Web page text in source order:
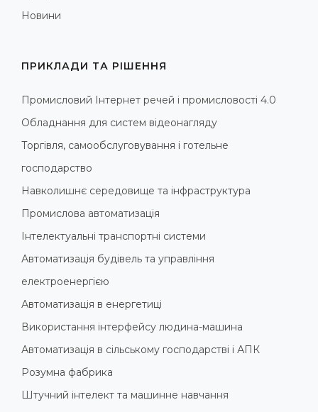
Новини
ПРИКЛАДИ ТА РІШЕННЯ
Промисловий Інтернет речей і промисловості 4.0
Обладнання для систем відеонагляду
Торгівля, самообслуговування і готельне
господарство
Навколишнє середовище та інфраструктура
Промислова автоматизація
Інтелектуальні транспортні системи
Автоматизація будівель та управління
електроенергією
Автоматизація в енергетиці
Використання інтерфейсу людина-машина
Автоматизація в сільському господарстві і АПК
Розумна фабрика
Штучний інтелект та машинне навчання